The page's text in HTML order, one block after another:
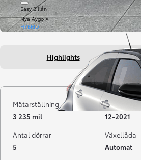
Easy Billån
Nya Aygo X
HYBRID
Highlights
Mätarställning
3 235 mil
Registrerad
12-2021
Antal dörrar
5
Växellåda
Automat